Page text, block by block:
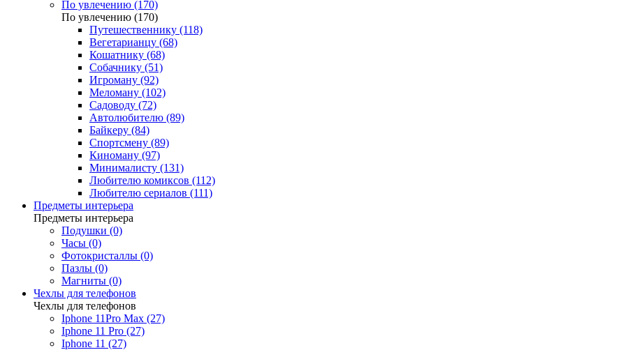
По увлечению (170)
По увлечению (170)
Путешественнику (118)
Вегетарианцу (68)
Кошатнику (68)
Собачнику (51)
Игроману (92)
Меломану (102)
Садоводу (72)
Автолюбителю (89)
Байкеру (84)
Спортсмену (89)
Киноману (97)
Минималисту (131)
Любителю комиксов (112)
Любителю сериалов (111)
Предметы интерьера
Предметы интерьера
Подушки (0)
Часы (0)
Фотокристаллы (0)
Пазлы (0)
Магниты (0)
Чехлы для телефонов
Чехлы для телефонов
Iphone 11Pro Max (27)
Iphone 11 Pro (27)
Iphone 11 (27)